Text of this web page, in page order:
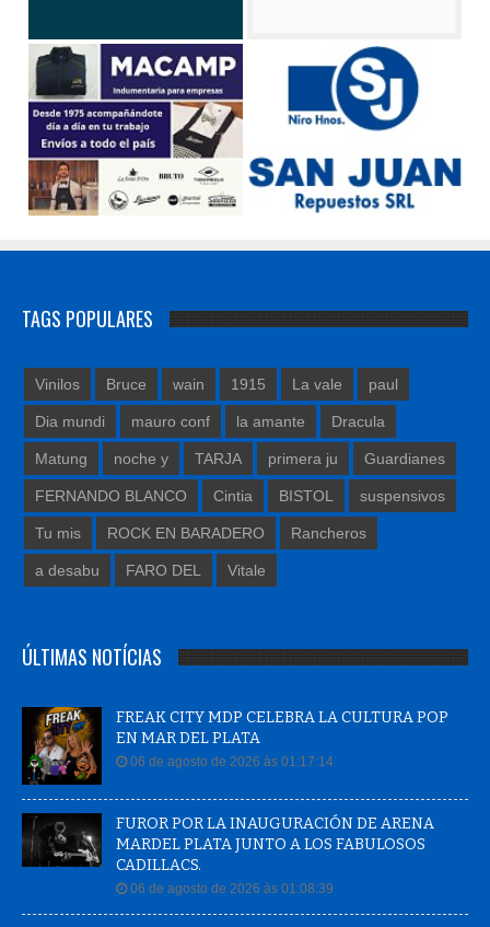
TAGS POPULARES
Vinilos Bruce wain 1915 La vale paul
Dia mundi mauro conf la amante Dracula
Matung noche y TARJA primera ju Guardianes
FERNANDO BLANCO Cintia BISTOL suspensivos
Tu mis ROCK EN BARADERO Rancheros
a desabu FARO DEL Vitale
ÚLTIMAS NOTÍCIAS
FREAK CITY MDP CELEBRA LA CULTURA POP
EN MAR DEL PLATA
06 de agosto de 2026 às 01:17:14
FUROR POR LA INAUGURACIÓN DE ARENA
MARDEL PLATA JUNTO A LOS FABULOSOS
CADILLACS.
06 de agosto de 2026 às 01:08:39